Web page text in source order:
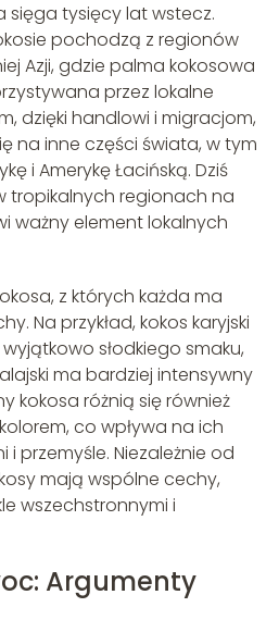
sięga tysięcy lat wstecz.
pochodzą z regionów
Azji, gdzie palma kokosowa
przez lokalne
dzięki handlowi i migracjom,
na inne części świata, w tym
i Amerykę Łacińską. Dziś
tropikalnych regionach na
ważny element lokalnych
z których każda ma
Na przykład, kokos karyjski
słodkiego smaku,
ma bardziej intensywny
kokosa różnią się również
co wpływa na ich
przemyśle. Niezależnie od
mają wspólne cechy,
wszechstronnymi i
Argumenty